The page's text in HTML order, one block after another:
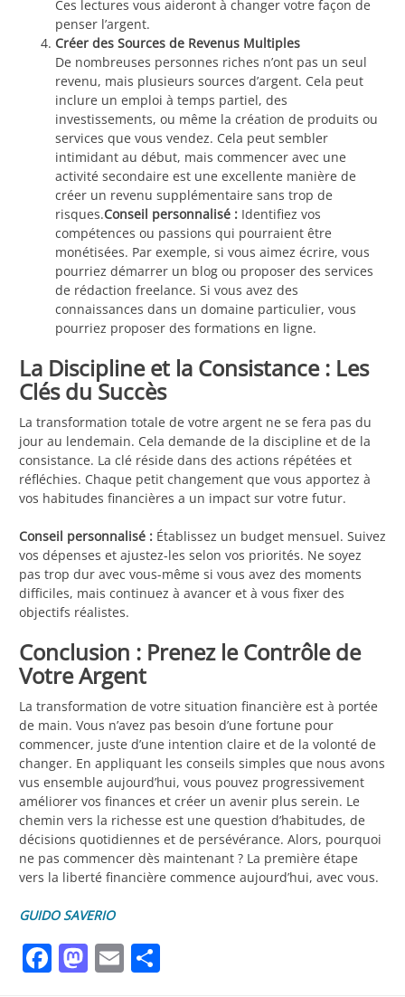
Ces lectures vous aideront à changer votre façon de
penser l’argent.
Créer des Sources de Revenus Multiples
De nombreuses personnes riches n’ont pas un seul
revenu, mais plusieurs sources d’argent. Cela peut
inclure un emploi à temps partiel, des
investissements, ou même la création de produits ou
services que vous vendez. Cela peut sembler
intimidant au début, mais commencer avec une
activité secondaire est une excellente manière de
créer un revenu supplémentaire sans trop de
risques.Conseil personnalisé : Identifiez vos
compétences ou passions qui pourraient être
monétisées. Par exemple, si vous aimez écrire, vous
pourriez démarrer un blog ou proposer des services
de rédaction freelance. Si vous avez des
connaissances dans un domaine particulier, vous
pourriez proposer des formations en ligne.
La Discipline et la Consistance : Les
Clés du Succès
La transformation totale de votre argent ne se fera pas du
jour au lendemain. Cela demande de la discipline et de la
consistance. La clé réside dans des actions répétées et
réfléchies. Chaque petit changement que vous apportez à
vos habitudes financières a un impact sur votre futur.
Conseil personnalisé : Établissez un budget mensuel. Suivez
vos dépenses et ajustez-les selon vos priorités. Ne soyez
pas trop dur avec vous-même si vous avez des moments
difficiles, mais continuez à avancer et à vous fixer des
objectifs réalistes.
Conclusion : Prenez le Contrôle de
Votre Argent
La transformation de votre situation financière est à portée
de main. Vous n’avez pas besoin d’une fortune pour
commencer, juste d’une intention claire et de la volonté de
changer. En appliquant les conseils simples que nous avons
vus ensemble aujourd’hui, vous pouvez progressivement
améliorer vos finances et créer un avenir plus serein. Le
chemin vers la richesse est une question d’habitudes, de
décisions quotidiennes et de persévérance. Alors, pourquoi
ne pas commencer dès maintenant ? La première étape
vers la liberté financière commence aujourd’hui, avec vous.
GUIDO SAVERIO
Facebook
Mastodon
Email